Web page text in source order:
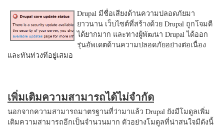
Drupal มีชื่อเสียงด้านความปลอดภัยมา
ยาวนาน เว็บไซต์ที่สร้างด้วย Drupal ถูกโจมตี
ได้ยากมาก และทางผู้พัฒนา Drupal ได้ออก
รุ่นอัพเดตด้านความปลอดภัยอย่างต่อเนื่อง
และทันท่วงทีอยู่เสมอ
เพิ่มเติมความสามารถได้ไม่จำกัด
นอกจากความสามารถมาตรฐานที่ว่ามาแล้ว Drupal ยังมีโมดูลเพิ่ม
เติมความสามารถอีกเป็นจำนวนมาก ตัวอย่างโมดูลที่น่าสนใจมีดังนี้